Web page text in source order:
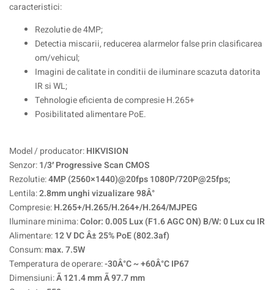
caracteristici:
Rezolutie de 4MP;
Detectia miscarii, reducerea alarmelor false prin clasificarea
om/vehicul;
Imagini de calitate in conditii de iluminare scazuta datorita
IR si WL;
Tehnologie eficienta de compresie H.265+
Posibilitated alimentare PoE.
Model / producator:HIKVISION
Senzor:1/3′ Progressive Scan CMOS
Rezolutie:4MP (2560×1440)@20fps 1080P/720P@25fps;
Lentila:2.8mm unghi vizualizare 98Â°
Compresie:H.265+/H.265/H.264+/H.264/MJPEG
Iluminare minima:Color: 0.005 Lux (F1.6 AGC ON) B/W: 0 Lux cu IR
Alimentare:12 V DC Â± 25% PoE (802.3af)
Consum:max. 7.5W
Temperatura de operare:-30Â°C ~ +60Â°C IP67
Dimensiuni:Ã 121.4 mm Ã 97.7 mm